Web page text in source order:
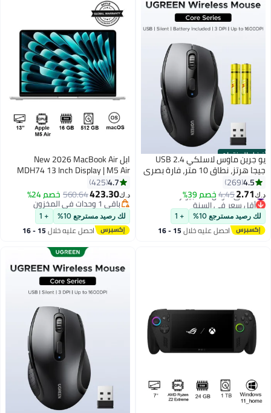
أفضل المنتجات يو جرين ماوس لاسلكي USB 2.4
جيجا هرتز، نطاق 10 متر، فارة بصري
في البوصة، 6 أزرار، ماوس كمبيوتر،
توافق واسع، نقرة صامتة، تمرير
سلس، مكتب ،محمول With Battery
4.5
269
د.ك‏2.71
4.45خصم 39% #4 في ماوس الكمبيوتر
أقل سعر في السنة
#4 في ماوس الكمبيوتر
لك رصيد مسترجع 10% + 1
احصل عليه خلال 15 - 16
ابل New 2026 MacBook Air
MDH74 13 Inch Display | M5 Air
10-Core CPU 8-Core GPU | 16GB
RAM | 512GB SSD | macOS |
English Keyboard International
Version | Silver
4.7
425
د.ك‏423.30
560.64خصم 24%
باقي 1 وحدات في المخزون
باقي 1 وحدات في المخزون
لك رصيد مسترجع 10% + 1
احصل عليه خلال 15 - 16